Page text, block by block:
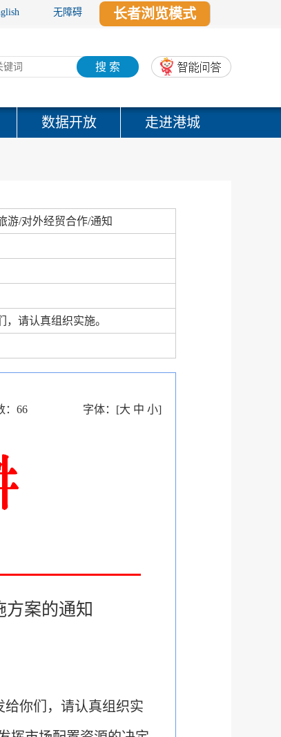
无障碍 长者浏览模式
搜 索
数据开放 走进港城
游/对外经贸合作/通知
请认真组织实施。
66 字体： [大 中 小]
案的通知
给你们，请认真组织实